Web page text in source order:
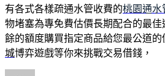
有各式各樣疏通水管收費的桃園通水
物堵塞為專免費估價長期配合的最佳
餘的額度購買指定商品給您最公道的
城博弈遊戲等你來挑戰交易借錢，